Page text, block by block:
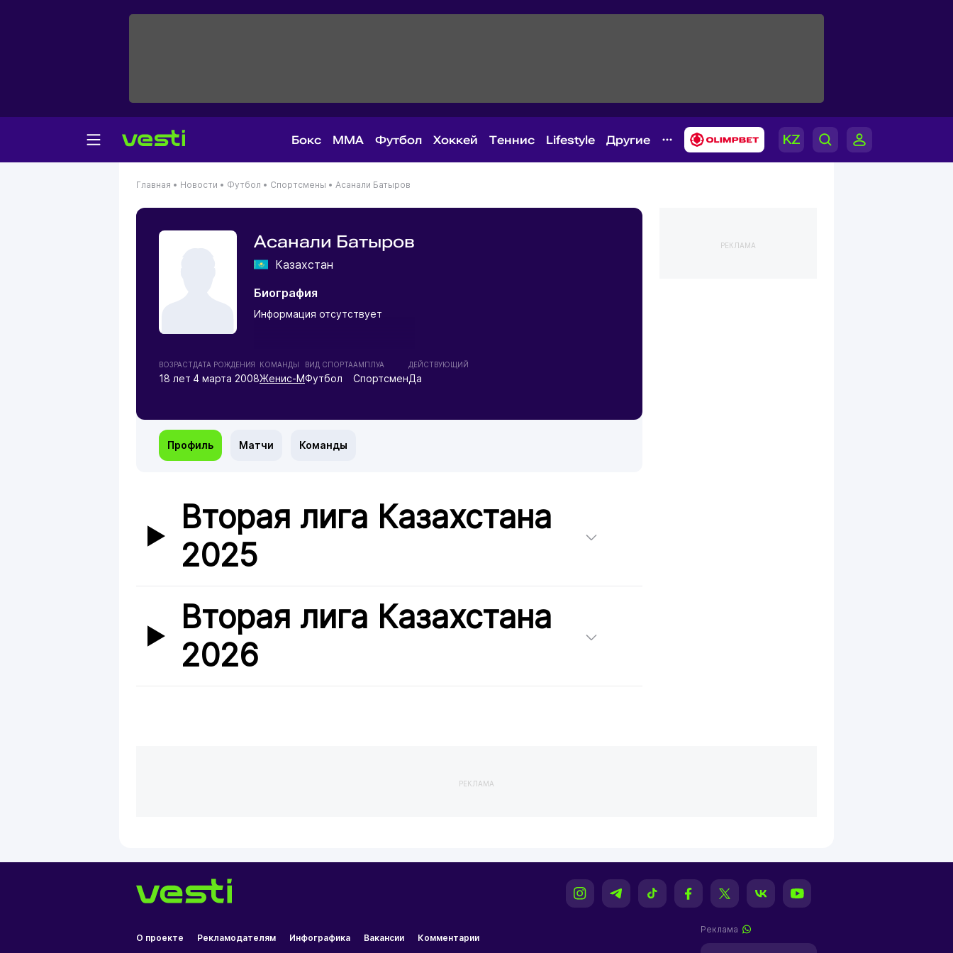
Бокс MMA Футбол Хоккей Теннис Lifestyle Другие
Главная • Новости • Футбол • Спортсмены • Асанали Батыров
Асанали Батыров
Казахстан
Биография
Информация отсутствует
ВОЗРАСТ
18 лет
ДАТА РОЖДЕНИЯ
4 марта 2008
КОМАНДЫ
Женис-М
ВИД СПОРТА
Футбол
АМПЛУА
Спортсмен
ДЕЙСТВУЮЩИЙ
Да
Профиль Матчи Команды
Вторая лига Казахстана
2025
Вторая лига Казахстана
2026
РЕКЛАМА
РЕКЛАМА
О проекте Рекламодателям Инфографика Вакансии Комментарии
Реклама